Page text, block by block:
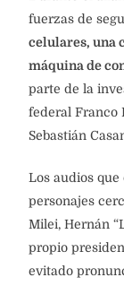
fuerzas de
celulares, una
máquina de
parte de la
federal Franco
Sebastián
Los audios
personajes
Milei, Hernán
propio
evitado